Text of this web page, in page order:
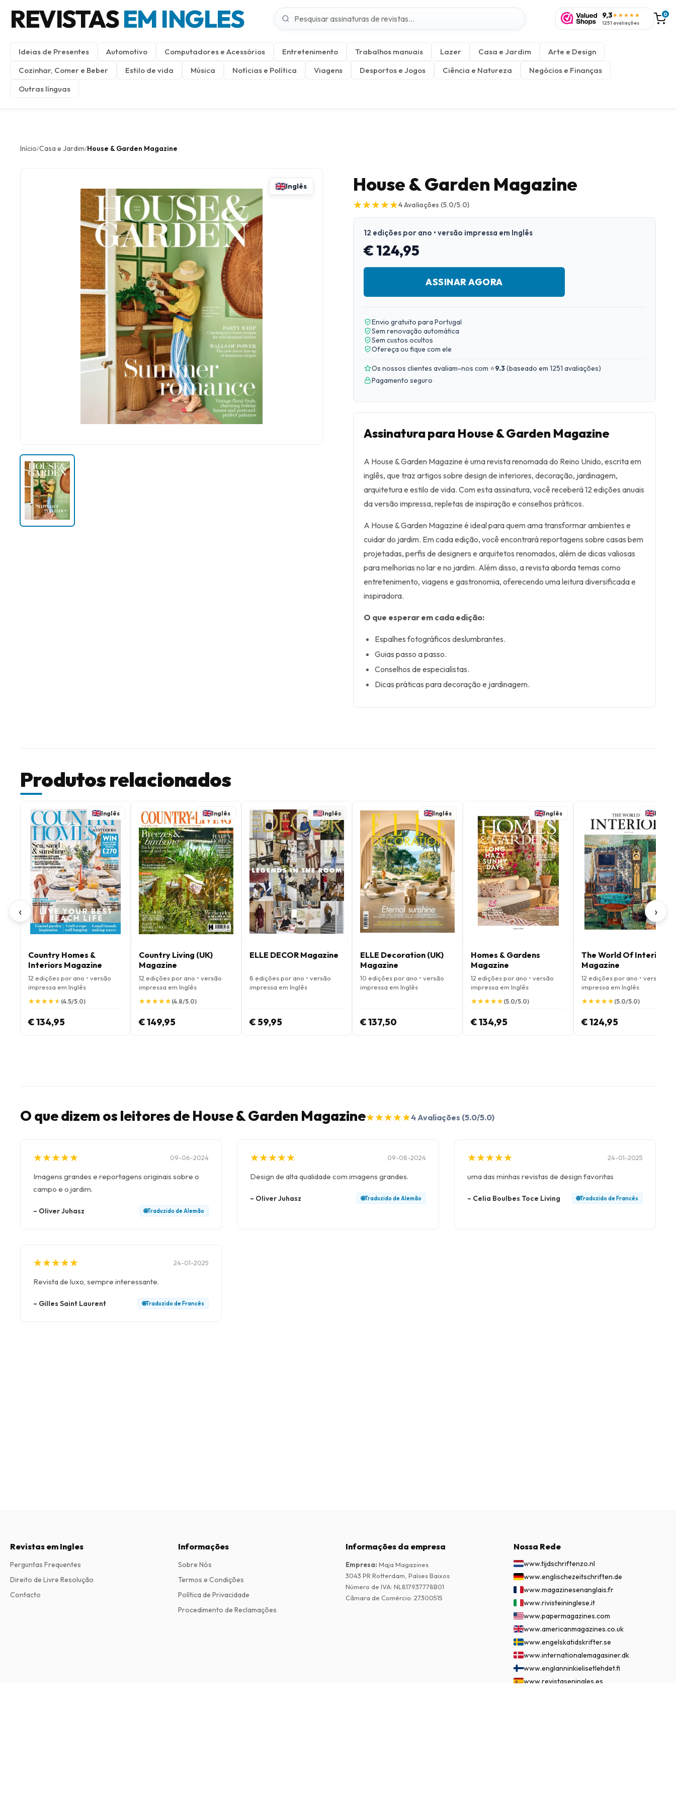
REVISTASEM INGLES 9,3★★★★★
1251 avaliações
0
Ideias de Presentes Automotivo Computadores e Acessórios Entretenimento Trabalhos manuais Lazer Casa e Jardim
Arte e Design
Cozinhar, Comer e Beber
Estilo de vida Música Notícias e Política Viagens Desportos e Jogos Ciência e Natureza
Negócios e Finanças
Outras línguas
Início/Casa e Jardim/House & Garden Magazine
Inglês House & Garden Magazine
★
★★
★★
★★
★★
★4Avaliações (5.0/5.0)
12 edições por ano • versão impressa em Inglês
€ 124,95
ASSINAR AGORA
Envio gratuito para Portugal
Sem renovação automática
Sem custos ocultos
Ofereça ou fique com ele
Os nossos clientes avaliam-nos com ⭐9.3(baseado em 1251 avaliações)
Pagamento seguro
Assinatura para House & Garden Magazine
A House & Garden Magazine é uma revista renomada do Reino Unido, escrita em
inglês, que traz artigos sobre design de interiores, decoração, jardinagem,
arquitetura e estilo de vida. Com esta assinatura, você receberá 12 edições anuais
da versão impressa, repletas de inspiração e conselhos práticos.
A House & Garden Magazine é ideal para quem ama transformar ambientes e
cuidar do jardim. Em cada edição, você encontrará reportagens sobre casas bem
projetadas, perfis de designers e arquitetos renomados, além de dicas valiosas
para melhorias no lar e no jardim. Além disso, a revista aborda temas como
entretenimento, viagens e gastronomia, oferecendo uma leitura diversificada e
inspiradora.
O que esperar em cada edição:
Espalhes fotográficos deslumbrantes.
Guias passo a passo.
Conselhos de especialistas.
Dicas práticas para decoração e jardinagem.
Produtos relacionados
‹
Inglês
Country Homes &
Interiors Magazine
12 edições por ano • versão
impressa em Inglês
★
★★
★★
★★
★★
★ (4.5/5.0)
€ 134,95
Inglês
Country Living (UK)
Magazine
12 edições por ano • versão
impressa em Inglês
★
★★
★★
★★
★★
★ (4.8/5.0)
€ 149,95
Inglês
ELLE DECOR Magazine
8 edições por ano • versão
impressa em Inglês
€ 59,95
Inglês
ELLE Decoration (UK)
Magazine
10 edições por ano • versão
impressa em Inglês
€ 137,50
Inglês
Homes & Gardens
Magazine
12 edições por ano • versão
impressa em Inglês
★
★★
★★
★★
★★
★(5.0/5.0)
€ 134,95
Inglês
The World Of Interiors
Magazine
12 edições por ano • versão
impressa em Inglês
★
★★
★★
★★
★★
★(5.0/5.0)
€ 124,95
›
O que dizem os leitores de House & Garden Magazine★
★★
★★
★★
★★
★4Avaliações (5.0/5.0)
★
★★
★★
★★
★★
★ 09-06-2024
Imagens grandes e reportagens originais sobre o
campo e o jardim.
– Oliver Juhasz 🌐Traduzido deAlemão
★
★★
★★
★★
★★
★ 09-08-2024
Design de alta qualidade com imagens grandes.
– Oliver Juhasz 🌐Traduzido deAlemão
★
★★
★★
★★
★★
★ 24-01-2025
uma das minhas revistas de design favoritas
– Celia Boulbes Toce Living 🌐Traduzido de Francês
★
★★
★★
★★
★★
★ 24-01-2025
Revista de luxo, sempre interessante.
– Gilles Saint Laurent 🌐Traduzido de Francês
Revistas em Ingles
Perguntas Frequentes
Direito de Livre Resolução
Contacto
Informações
Sobre Nós
Termos e Condições
Política de Privacidade
Procedimento de Reclamações
Informações da empresa
Empresa: Maja Magazines
3043 PR Rotterdam, Países Baixos
Número de IVA: NL817937778B01
Câmara de Comércio: 27300515
Nossa Rede
www.tijdschriftenzo.nl
www.englischezeitschriften.de
www.magazinesenanglais.fr
www.rivisteininglese.it
www.papermagazines.com
www.americanmagazines.co.uk
www.engelskatidskrifter.se
www.internationalemagasiner.dk
www.englanninkielisetlehdet.fi
www.revistaseningles.es